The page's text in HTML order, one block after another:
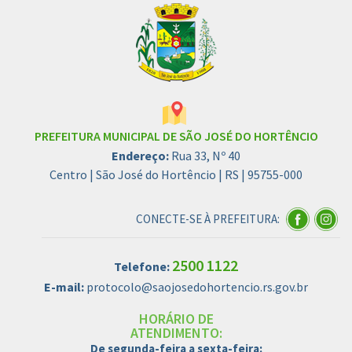
PREFEITURA MUNICIPAL DE SÃO JOSÉ DO HORTÊNCIO
Endereço: Rua 33, Nº 40
Centro | São José do Hortêncio | RS | 95755-000
CONECTE-SE À PREFEITURA:
Telefone: 2500 1122
E-mail: protocolo@saojosedohortencio.rs.gov.br
HORÁRIO DE
ATENDIMENTO:
De segunda-feira a sexta-feira: